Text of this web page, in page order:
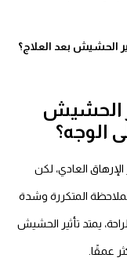
بعد العلاج؟
العادي، لكن
المتكررة وشدة
يمتد تأثير الحشيش